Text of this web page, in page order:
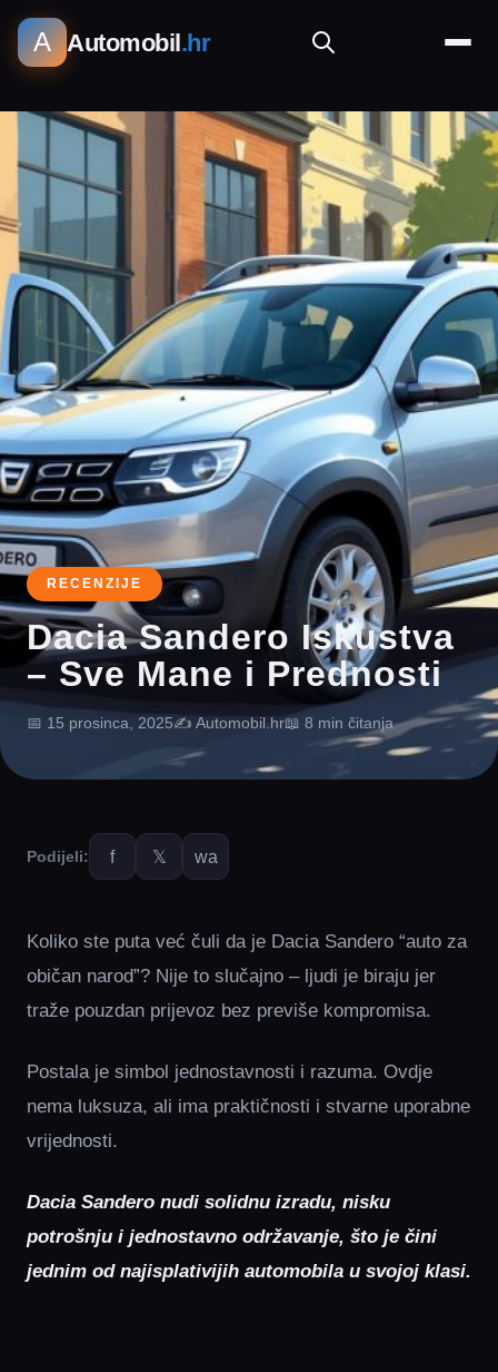
A Automobil.hr
RECENZIJE
Dacia Sandero Iskustva
– Sve Mane i Prednosti
📅 15 prosinca, 2025✍️ Automobil.hr📖 8 min čitanja
Podijeli: f 𝕏 wa
Koliko ste puta već čuli da je Dacia Sandero “auto za
običan narod”? Nije to slučajno – ljudi je biraju jer
traže pouzdan prijevoz bez previše kompromisa.
Postala je simbol jednostavnosti i razuma. Ovdje
nema luksuza, ali ima praktičnosti i stvarne uporabne
vrijednosti.
Dacia Sandero nudi solidnu izradu, nisku
potrošnju i jednostavno održavanje, što je čini
jednim od najisplativijih automobila u svojoj klasi.